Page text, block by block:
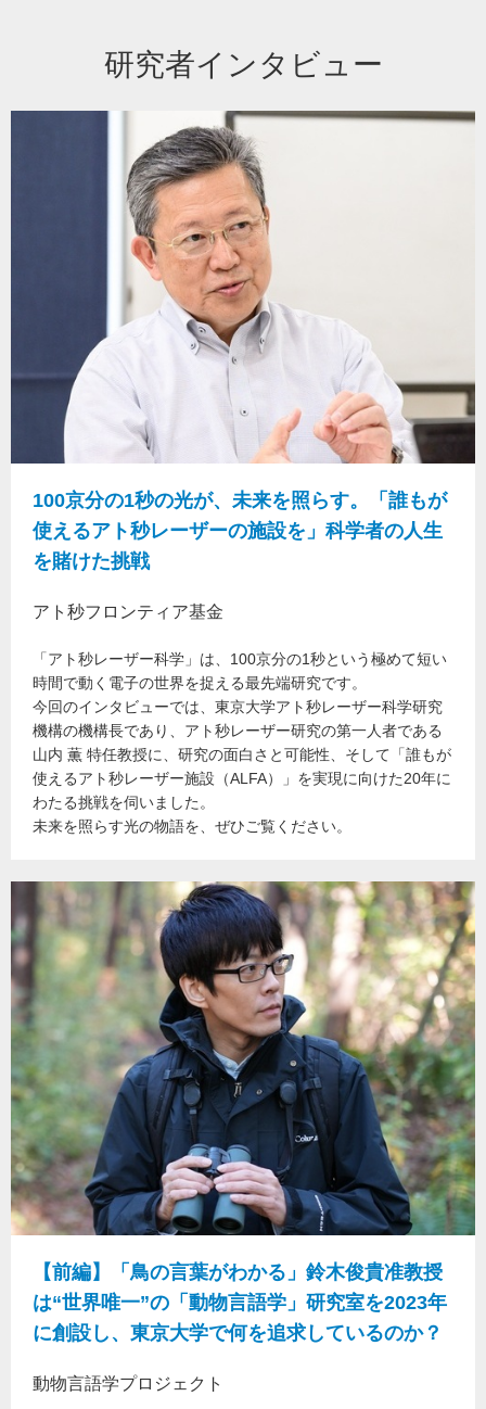
研究者インタビュー
100京分の1秒の光が、未来を照らす。「誰もが
使えるアト秒レーザーの施設を」科学者の人生
を賭けた挑戦
アト秒フロンティア基金
「アト秒レーザー科学」は、100京分の1秒という極めて短い
時間で動く電子の世界を捉える最先端研究です。
今回のインタビューでは、東京大学アト秒レーザー科学研究
機構の機構長であり、アト秒レーザー研究の第一人者である
山内 薫 特任教授に、研究の面白さと可能性、そして「誰もが
使えるアト秒レーザー施設（ALFA）」を実現に向けた20年に
わたる挑戦を伺いました。
未来を照らす光の物語を、ぜひご覧ください。
【前編】「鳥の言葉がわかる」鈴木俊貴准教授
は“世界唯一”の「動物言語学」研究室を2023年
に創設し、東京大学で何を追求しているのか？
動物言語学プロジェクト